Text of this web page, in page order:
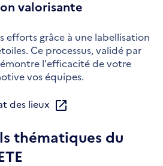
valorisante
efforts grâce à une labellisation
Ce processus, validé par
l'efficacité de votre
vos équipes.
des lieux
thématiques du